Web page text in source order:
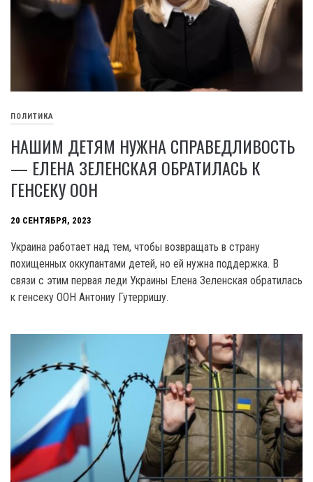
ПОЛИТИКА
НАШИМ ДЕТЯМ НУЖНА СПРАВЕДЛИВОСТЬ
— ЕЛЕНА ЗЕЛЕНСКАЯ ОБРАТИЛАСЬ К
ГЕНСЕКУ ООН
20 СЕНТЯБРЯ, 2023
Украина работает над тем, чтобы возвращать в страну
похищенных оккупантами детей, но ей нужна поддержка. В
связи с этим первая леди Украины Елена Зеленская обратилась
к генсеку OOH Антониу Гутерришу.